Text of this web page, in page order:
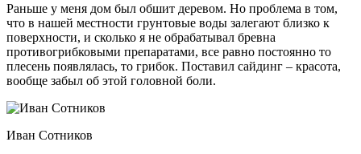
Раньше у меня дом был обшит деревом. Но проблема в том,
что в нашей местности грунтовые воды залегают близко к
поверхности, и сколько я не обрабатывал бревна
противогрибковыми препаратами, все равно постоянно то
плесень появлялась, то грибок. Поставил сайдинг – красота,
вообще забыл об этой головной боли.
Иван Сотников